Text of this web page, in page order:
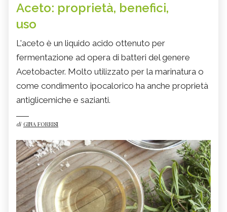
Aceto: proprietà, benefici,
uso
L'aceto è un liquido acido ottenuto per
fermentazione ad opera di batteri del genere
Acetobacter. Molto utilizzato per la marinatura o
come condimento ipocalorico ha anche proprietà
antiglicemiche e sazianti.
di GINA FORRISI